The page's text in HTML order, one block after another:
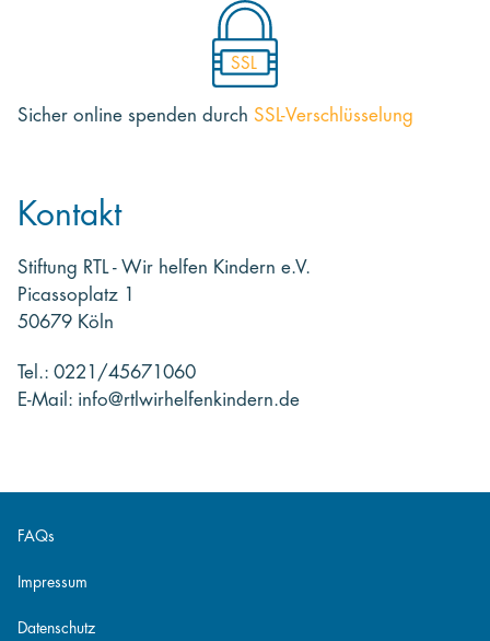
SSL
Sicher online spenden durch SSL-Verschlüsselung
Kontakt
Stiftung RTL - Wir helfen Kindern e.V.
Picassoplatz 1
50679 Köln
Tel.: 0221/45671060
E-Mail: info@rtlwirhelfenkindern.de
FAQs
Impressum
Datenschutz